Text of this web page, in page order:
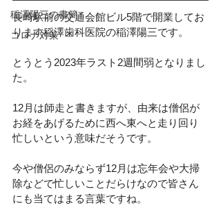
稲澤陽三の書簡
コロナ対策
長崎駅前の交通会館ビル5階で開業してお
ります稲澤歯科医院の稲澤陽三です。
とうとう2023年ラスト2週間弱となりまし
た。
12月は師走と書きますが、由来は僧侶が
お経をあげるために西へ東へと走り回り
忙しいという意味だそうです。
今や僧侶のみならず12月は忘年会や大掃
除などで忙しいことだらけなので皆さん
にも当てはまる言葉ですね。